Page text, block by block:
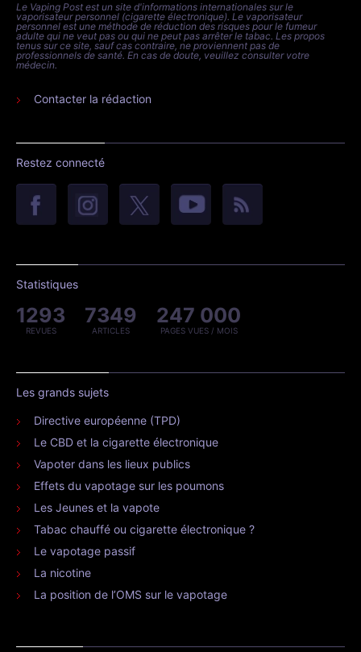
Le Vaping Post est un site d'informations internationales sur le
vaporisateur personnel (cigarette électronique). Le vaporisateur
personnel est une méthode de réduction des risques pour le fumeur
adulte qui ne veut pas ou qui ne peut pas arrêter le tabac. Les propos
tenus sur ce site, sauf cas contraire, ne proviennent pas de
professionnels de santé. En cas de doute, veuillez consulter votre
médecin.
Contacter la rédaction
Restez connecté
Statistiques
1293
REVUES
7349
ARTICLES
247 000
PAGES VUES / MOIS
Les grands sujets
Directive européenne (TPD)
Le CBD et la cigarette électronique
Vapoter dans les lieux publics
Effets du vapotage sur les poumons
Les Jeunes et la vapote
Tabac chauffé ou cigarette électronique ?
Le vapotage passif
La nicotine
La position de l’OMS sur le vapotage